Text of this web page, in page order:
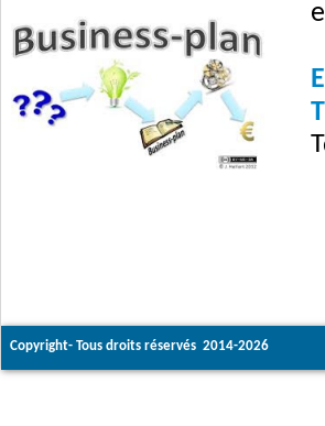
Copyright- Tous droits réservés 2014-2026